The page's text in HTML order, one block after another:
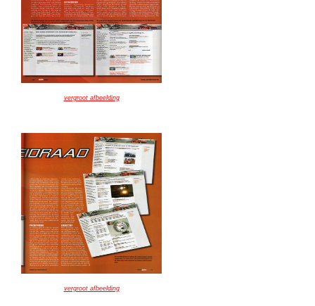
vergroot afbeelding
vergroot afbeelding